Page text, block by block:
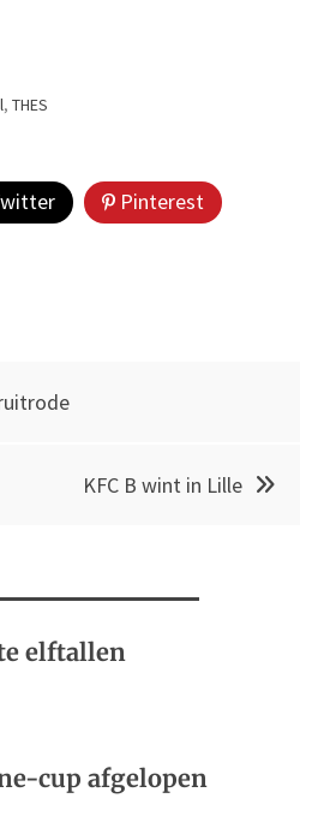
, THES
Pinterest
KFC B wint in Lille
elftallen
cup afgelopen